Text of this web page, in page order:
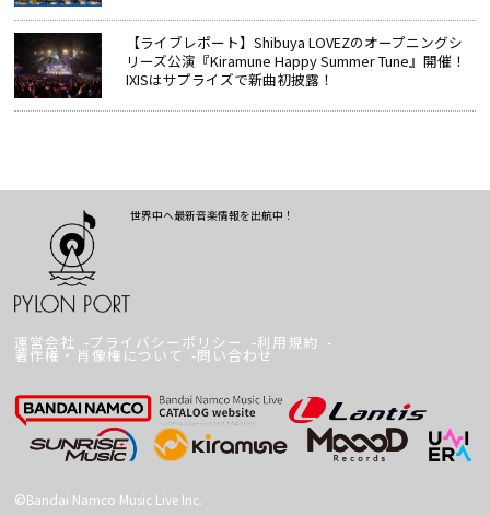
【ライブレポート】Shibuya LOVEZのオープニングシ
リーズ公演『Kiramune Happy Summer Tune』開催！
IXISはサプライズで新曲初披露！
世界中へ最新音楽情報を出航中！
運営会社 プライバシーポリシー 利用規約
著作権・肖像権について 問い合わせ
©Bandai Namco Music Live Inc.